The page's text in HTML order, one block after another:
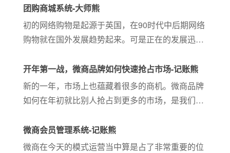
系统来进行。微商公众号分销系统开发有不同的功
能，下面简单介绍下：一、...
团购商城系统-大师熊
初的网络购物是起源于英国，在90时代中后期网络
购物就在国外发展趋势起来。可是正在的发展迅速
批互联网企业就在那时候雨后春笋般。网络购物在
经历十几年的磨炼后，现如...
开年第一战，微商品牌如何快速抢占市场-记账熊
新的一年，市场上也蕴藏着很多的商机。微商品牌
如何在年初就比别人抢占到更多的市场，是我们微
实现团队爆发，业绩爆发，那么做这一系列的动作
是非常有必要的：
微商会员管理系统-记账熊
微商在今天的模式运营当中算是占了非常重要的位